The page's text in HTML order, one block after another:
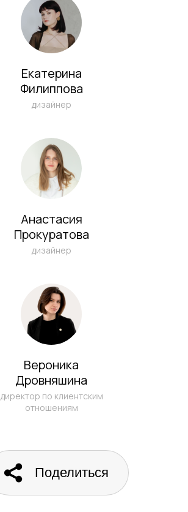
Екатерина
Филиппова
дизайнер
Анастасия
Прокуратова
дизайнер
Вероника
Дровняшина
директор по клиентским
отношениям
Поделиться
Написать в Telegram
info@sichkargroup.com